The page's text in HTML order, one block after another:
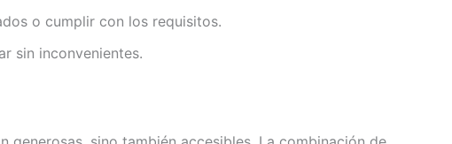
o cumplir con los requisitos.
sin inconvenientes.